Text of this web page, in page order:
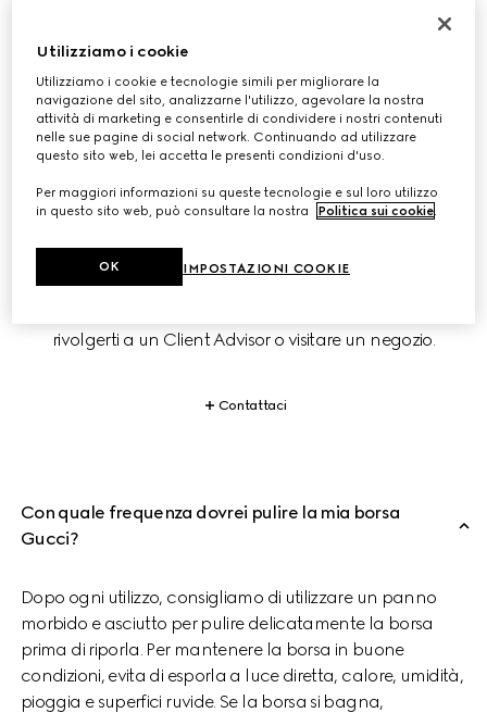
PRENDITI CURA DELLA TUA BORSA
materiali resistenti che ne garantiscono un utilizzo
duraturo. Per ricevere consigli su come prenderti cura del
rivolgerti a un Client Advisor o visitare un negozio.
Contattaci
Con quale frequenza dovrei pulire la mia borsa
Gucci?
Dopo ogni utilizzo, consigliamo di utilizzare un panno
morbido e asciutto per pulire delicatamente la borsa
prima di riporla. Per mantenere la borsa in buone
condizioni, evita di esporla a luce diretta, calore, umidità,
pioggia e superfici ruvide. Se la borsa si bagna,
Utilizziamo i cookie
Utilizziamo i cookie e tecnologie simili per migliorare la
navigazione del sito, analizzarne l'utilizzo, agevolare la nostra
attività di marketing e consentirle di condividere i nostri contenuti
nelle sue pagine di social network. Continuando ad utilizzare
questo sito web, lei accetta le presenti condizioni d'uso.
Per maggiori informazioni su queste tecnologie e sul loro utilizzo
in questo sito web, può consultare la nostra
Politica sui cookie
IMPOSTAZIONI COOKIE
OK